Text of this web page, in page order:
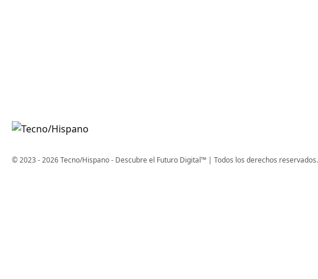
© 2023 - 2026 Tecno/Hispano - Descubre el Futuro Digital™ | Todos los derechos reservados.